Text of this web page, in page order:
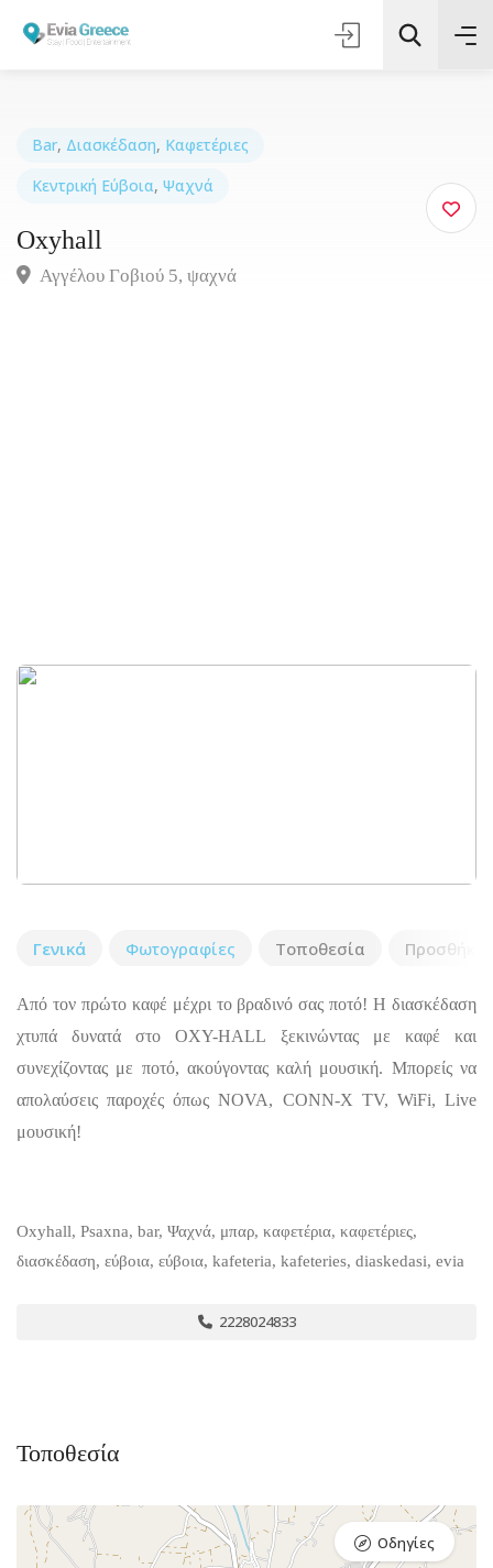
Τοποθεσία
Όλες οι Κατηγορίες
Bar, Διασκέδαση, Καφετέριες
Κεντρική Εύβοια, Ψαχνά
Oxyhall
Αγγέλου Γοβιού 5, ψαχνά
Γενικά Φωτογραφίες Τοποθεσία Προσθήκη
Από τον πρώτο καφέ μέχρι το βραδινό σας ποτό! Η διασκέδαση
χτυπά δυνατά στο OXY-HALL ξεκινώντας με καφέ και
συνεχίζοντας με ποτό, ακούγοντας καλή μουσική. Μπορείς να
απολαύσεις παροχές όπως NOVA, CONN-X TV, WiFi, Live
μουσική!
Oxyhall, Psaxna, bar, Ψαχνά, μπαρ, καφετέρια, καφετέριες,
διασκέδαση, εύβοια, εύβοια, kafeteria, kafeteries, diaskedasi, evia
2228024833
Τοποθεσία
Οδηγίες